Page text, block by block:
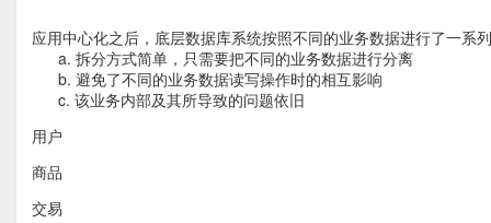
应用中心化之后，底层数据库系统按照不同的业务数据进行了一系
a. 拆分方式简单，只需要把不同的业务数据进行分离
b. 避免了不同的业务数据读写操作时的相互影响
c. 该业务内部及其所导致的问题依旧
用户
商品
交易